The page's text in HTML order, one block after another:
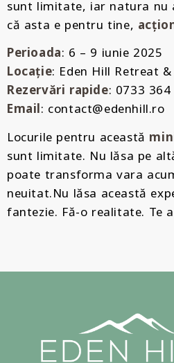
sunt limitate, iar natura nu
că asta e pentru tine,
Perioada: 6 – 9 iunie 2025
Locație: Eden Hill Retreat
Rezervări rapide: 0733 364
Email: contact@edenhill.ro
Locurile pentru această
sunt limitate. Nu lăsa pe
poate transforma vara
neuitat.Nu lăsa această
fantezie. Fă-o realitate. Te